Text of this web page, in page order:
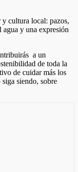
y cultura local: pazos,
agua y una expresión
a un
de toda la
de cuidar más los
siendo, sobre